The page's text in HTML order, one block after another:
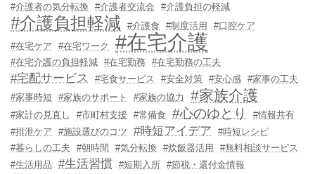
#介護者の気分転換
#介護者交流会 #介護負担の軽減
#介護負担軽減 #介護食 #制度活用
#口腔ケア
#在宅ケア
#在宅ワーク #在宅介護
#在宅介護の負担軽減 #在宅勤務 #在宅勤務の工夫
#宅配サービス #宅食サービス #安全対策 #安心感 #家事の工夫
#家事時短
#家族のサポート #家族の協力 #家族介護
#家計の見直し #市町村支援 #常備食 #心のゆとり
#情報共有
#排泄ケア
#施設選びのコツ #時短アイデア
#時短レシピ
#暮らしの工夫
#朝時間 #気分転換 #炊飯器活用
#無料相談サービス
#生活用品
#生活習慣 #短期入所 #節税・還付金情報